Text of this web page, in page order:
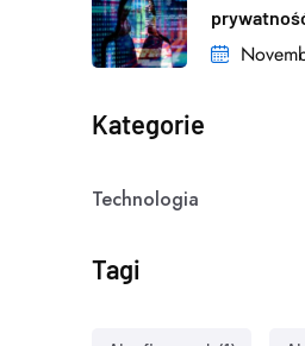
Kategorie
Technologia
Tagi